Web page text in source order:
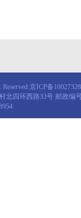
京ICP备
北四环西路33号 邮政编